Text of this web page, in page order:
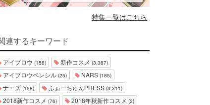
特集一覧はこちら
連するキーワード
アイブロウ (158) 新作コスメ (3,387)
アイブロウペンシル (25) NARS (185)
ナーズ (158) ふぉーちゅんPRESS (3,311)
2018新作コスメ (76) 2018年秋新作コスメ (2)